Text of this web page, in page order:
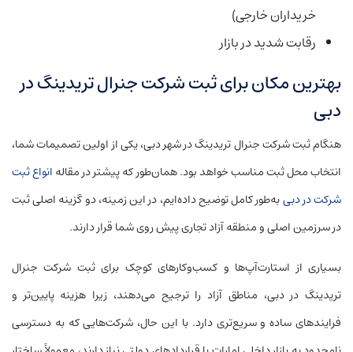
خریداران خارجی)
رقابت شدید در بازار
بهترین مکان برای ثبت شرکت جنرال تریدینگ در
دبی
هنگام ثبت شرکت جنرال تریدینگ در شهر دبی، یکی از اولین تصمیمات شما،
انتخاب محل ثبت مناسب خواهد بود. همان‌طور که پیشتر در مقاله انواع ثبت
شرکت در دبیبه‌طور کامل توضیح داده‌ایم، در این زمینه، دو گزینه اصلی ثبت
در سرزمین اصلی و منطقه آزاد تجاری پیش روی شما قرار دارند.
بسیاری از استارت‌آپ‌ها و کسب‌وکارهای کوچک برای ثبت شرکت جنرال
تریدینگ در دبی، مناطق آزاد را ترجیح می‌دهند، زیرا هزینه پایین‌تر و
فرایندهای ساده و سریع‌تری دارد. با این حال، شرکت‌هایی که به دسترسی